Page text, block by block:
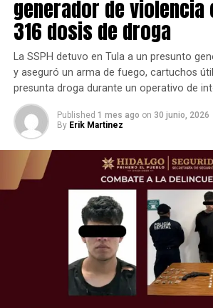
generador de violencia
316 dosis de droga
La SSPH detuvo en Tula a un presunto
y aseguró un arma de fuego, cartuchos
presunta droga durante un operativo de
Published 1 mes ago on 30 junio, 2026
By Erik Martinez